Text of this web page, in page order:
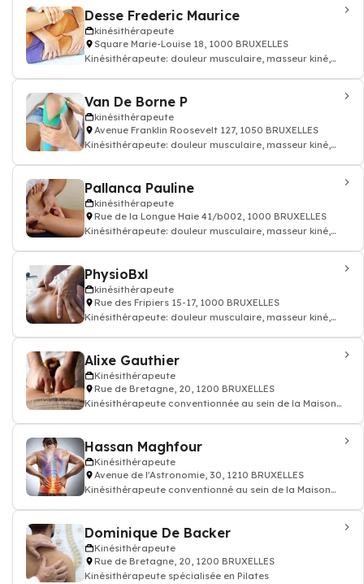
Desse Frederic Maurice
kinésithérapeute
Square Marie-Louise 18, 1000 BRUXELLES
Kinésithérapeute: douleur musculaire, masseur kiné,
Van De Borne P
kinésithérapeute
Avenue Franklin Roosevelt 127, 1050 BRUXELLES
Kinésithérapeute: douleur musculaire, masseur kiné,
Pallanca Pauline
kinésithérapeute
Rue de la Longue Haie 41/b002, 1000 BRUXELLES
Kinésithérapeute: douleur musculaire, masseur kiné,
PhysioBxl
kinésithérapeute
Rue des Fripiers 15-17, 1000 BRUXELLES
Kinésithérapeute: douleur musculaire, masseur kiné,
Alixe Gauthier
Kinésithérapeute
Rue de Bretagne, 20, 1200 BRUXELLES
Kinésithérapeute conventionnée au sein de la Maison
Hassan Maghfour
Kinésithérapeute
Avenue de l'Astronomie, 30, 1210 BRUXELLES
Kinésithérapeute conventionné au sein de la Maison
Dominique De Backer
Kinésithérapeute
Rue de Bretagne, 20, 1200 BRUXELLES
Kinésithérapeute spécialisée en Pilates